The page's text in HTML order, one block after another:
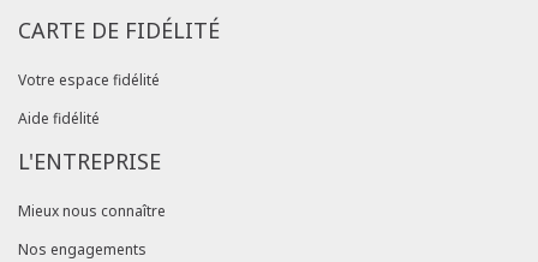
CARTE DE FIDÉLITÉ
Votre espace fidélité
Aide fidélité
L'ENTREPRISE
Mieux nous connaître
Nos engagements